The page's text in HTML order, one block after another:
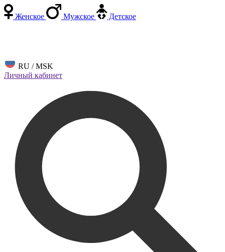
Женское Мужское Детское
RU / MSK
Личный кабинет